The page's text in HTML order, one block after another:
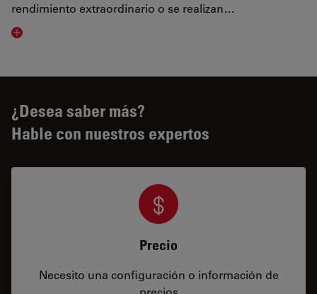
rendimiento extraordinario o se realizan…
Visit related page
¿Desea saber más?
Hable con nuestros expertos
Precio
Necesito una configuración o información de